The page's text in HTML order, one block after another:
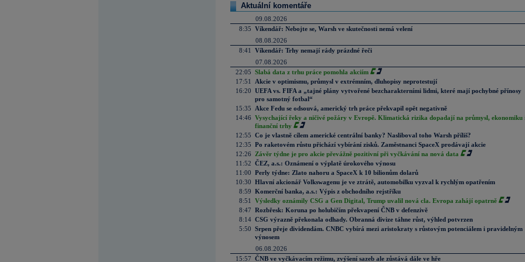
Aktuální komentáře
09.08.2026
8:35 Víkendář: Nebojte se, Warsh ve skutečnosti nemá velení
08.08.2026
8:41
Víkendář: Trhy nemají rády prázdné řeči
07.08.2026
22:05 Slabá data z trhu práce pomohla akciím
17:51
Akcie v optimismu, průmysl v extrémním, dluhopisy neprotestují
16:20 UEFA vs. FIFA a „tajné plány vytvořené bezcharakterními lidmi, které mají pochybné přínosy
pro samotný fotbal“
15:35
Akce Fedu se odsouvá, americký trh práce překvapil opět negativně
14:46 Vysychající řeky a ničivé požáry v Evropě. Klimatická rizika dopadají na průmysl, ekonomiku
finanční trhy
12:55 Co je vlastně cílem americké centrální banky? Nasliboval toho Warsh příliš?
12:35 Po raketovém růstu přichází vybírání zisků. Zaměstnanci SpaceX prodávají akcie
12:26
Závěr týdne je pro akcie převážně pozitivní při vyčkávání na nová data
11:52 ČEZ, a.s.: Oznámení o výplatě úrokového výnosu
11:00 Perly týdne: Zlato nahoru a SpaceX k 10 bilionům dolarů
10:30 Hlavní akcionář Volkswagenu je ve ztrátě, automobilku vyzval k rychlým opatřením
8:59 Komerční banka, a.s.: Výpis z obchodního rejstříku
8:51
Výsledky oznámily CSG a Gen Digital, Trump uvalil nová cla. Evropa zahájí opatrně
8:47 Rozbřesk: Koruna po holubičím překvapení ČNB v defenzivě
8:14 CSG výrazně překonala odhady. Obranná divize táhne růst, výhled potvrzen
5:50 Srpen přeje dividendám. CNBC vybírá mezi aristokraty s růstovým potenciálem i pravidelným
výnosem
06.08.2026
15:57 ČNB ve vyčkávacím režimu, zvýšení sazeb ale zůstává dále ve hře